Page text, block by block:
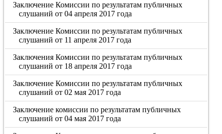
Заключение Комиссии по результатам публичных
слушаний от 04 апреля 2017 года
Заключение Комиссии по результатам публичных
слушаний от 11 апреля 2017 года
Заключения Комиссии по результатам публичных
слушаний от 18 апреля 2017 года
Заключение Комиссии по результатам публичных
слушаний от 02 мая 2017 года
Заключение комиссии по результатам публичных
слушаний от 04 мая 2017 года